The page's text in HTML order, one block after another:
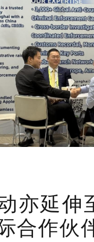
亦延伸
合作伙